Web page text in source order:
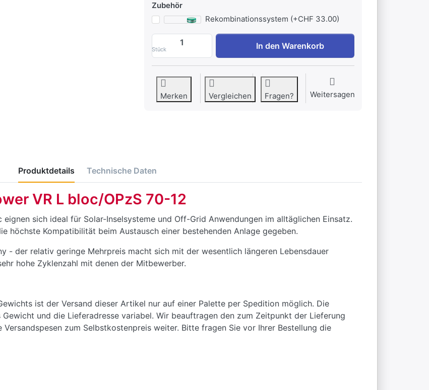
Zubehör
Rekombinationssystem (+CHF 33.00)
Stück
Hoppecke Sun Power V L bloc 70-12 zu CHF 686.00, Menge
In den Warenkorb
Merken Vergleichen Fragen? Weitersagen
Produktdetails Technische Daten
VR L bloc/OPzS 70-12
eignen sich ideal für Solar-Inselsysteme und Off-Grid Anwendungen im alltäglichen Einsatz.
höchste Kompatibilität beim Austausch einer bestehenden Anlage gegeben.
- der relativ geringe Mehrpreis macht sich mit der wesentlich längeren Lebensdauer
hohe Zyklenzahl mit denen der Mitbewerber.
ist der Versand dieser Artikel nur auf einer Palette per Spedition möglich. Die
Gewicht und die Lieferadresse variabel. Wir beauftragen den zum Zeitpunkt der Lieferung
Versandspesen zum Selbstkostenpreis weiter. Bitte fragen Sie vor Ihrer Bestellung die